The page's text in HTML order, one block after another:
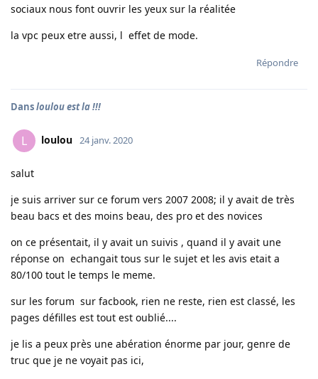
sociaux nous font ouvrir les yeux sur la réalitée
la vpc peux etre aussi, l effet de mode.
Répondre
Dansloulou est la !!!
L loulou 24 janv. 2020
salut
je suis arriver sur ce forum vers 2007 2008; il y avait de très
beau bacs et des moins beau, des pro et des novices
on ce présentait, il y avait un suivis , quand il y avait une
réponse on echangait tous sur le sujet et les avis etait a
80/100 tout le temps le meme.
sur les forum sur facbook, rien ne reste, rien est classé, les
pages défilles est tout est oublié....
je lis a peux près une abération énorme par jour, genre de
truc que je ne voyait pas ici,